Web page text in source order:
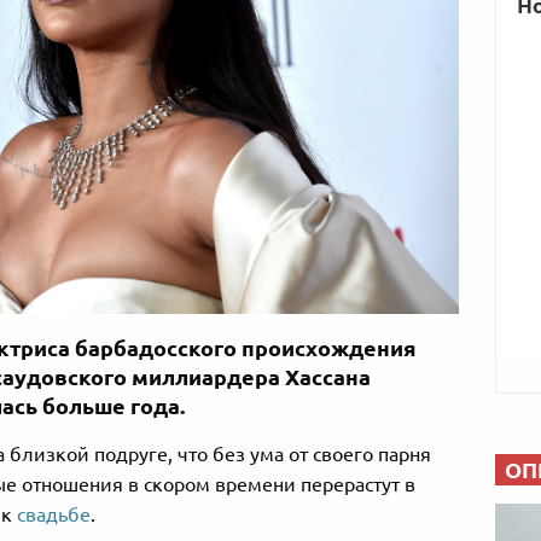
барбадосского происхождения
миллиардера Хассана
больше года.
подруге, что без ума от своего парня
отношения в скором времени перерастут в
свадьбе